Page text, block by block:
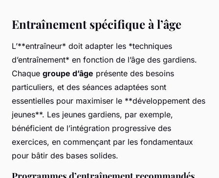
Entraînement spécifique à l’âge
L’**entraîneur* doit adapter les *techniques
d’entraînement* en fonction de l’âge des gardiens.
Chaque groupe d’âge présente des besoins
particuliers, et des séances adaptées sont
essentielles pour maximiser le **développement des
jeunes**. Les jeunes gardiens, par exemple,
bénéficient de l’intégration progressive des
exercices, en commençant par les fondamentaux
pour bâtir des bases solides.